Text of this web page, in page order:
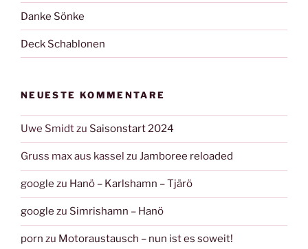
Danke Sönke
Deck Schablonen
NEUESTE KOMMENTARE
Uwe Smidtzu Saisonstart 2024
Gruss max aus kassel zu Jamboree reloaded
google zu Hanö – Karlshamn – Tjärö
google zu Simrishamn – Hanö
porn zu Motoraustausch – nun ist es soweit!